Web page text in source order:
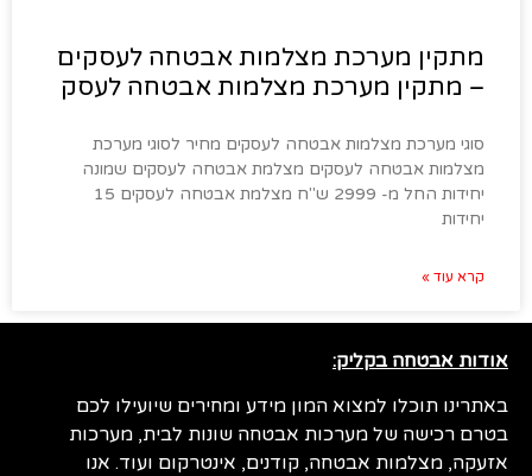
מתקין מערכת מצלמות אבטחה לעסקים
– מתקין מערכת מצלמות אבטחה לעסק
סוגי מערכת מצלמות אבטחה לעסקים מחיר לסוגי מערכת
מצלמות אבטחה לעסקים מצלמת אבטחה לעסקים שמונה
יחידות החל מ- 2999 ש"ח מצלמת אבטחה לעסקים 15
יחידות
קרא עוד »
אודות אבטחה בקליק:
באתרינו תוכלו למצוא המון מידע ומחירים שיועילו לכם
בטרם רכישה של מערכות אבטחה שונות לבית, מערכות
אזעקה, מצלמות אבטחה, קודנים, אינטרקום ועוד. אנו